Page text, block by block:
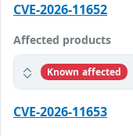
CVE-2026-11652
Affected products
Known affected
CVE-2026-11653